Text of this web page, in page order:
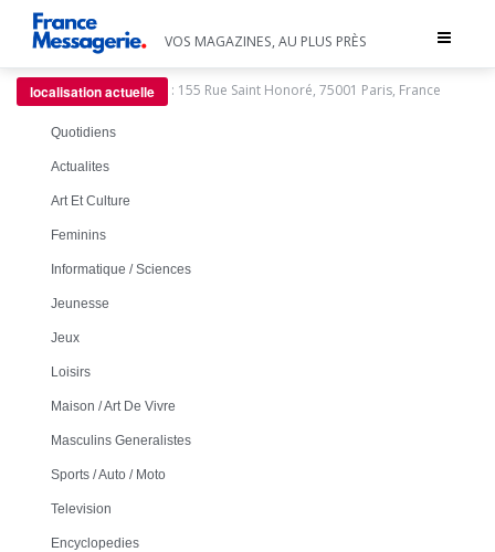
Toggle
VOS MAGAZINES, AU PLUS PRÈS
localisation actuelle : 155 Rue Saint Honoré, 75001 Paris, France
Quotidiens
Actualites
Art Et Culture
Feminins
Informatique / Sciences
Jeunesse
Jeux
Loisirs
Maison / Art De Vivre
Masculins Generalistes
Sports / Auto / Moto
Television
Encyclopedies